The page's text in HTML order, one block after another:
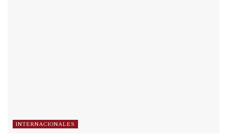
INTERNACIONALES